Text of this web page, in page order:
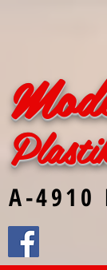
A-4910